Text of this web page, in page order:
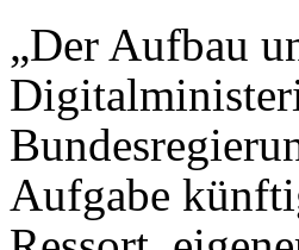
„Der Aufbau
Aufgabe